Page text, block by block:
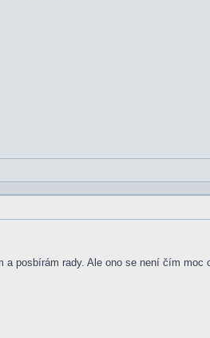
posbírám rady. Ale ono se není čím